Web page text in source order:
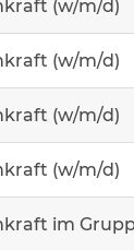
(w/m/d)
(w/m/d)
(w/m/d)
(w/m/d)
im